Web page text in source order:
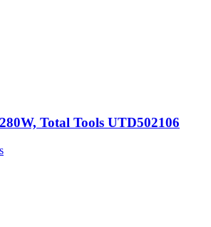
Total Tools UTD502106